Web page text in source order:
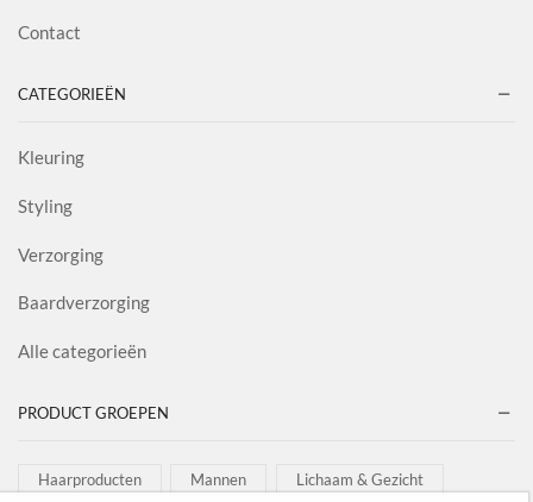
Contact
CATEGORIEËN
Kleuring
Styling
Verzorging
Baardverzorging
Alle categorieën
PRODUCT GROEPEN
Haarproducten Mannen Lichaam & Gezicht